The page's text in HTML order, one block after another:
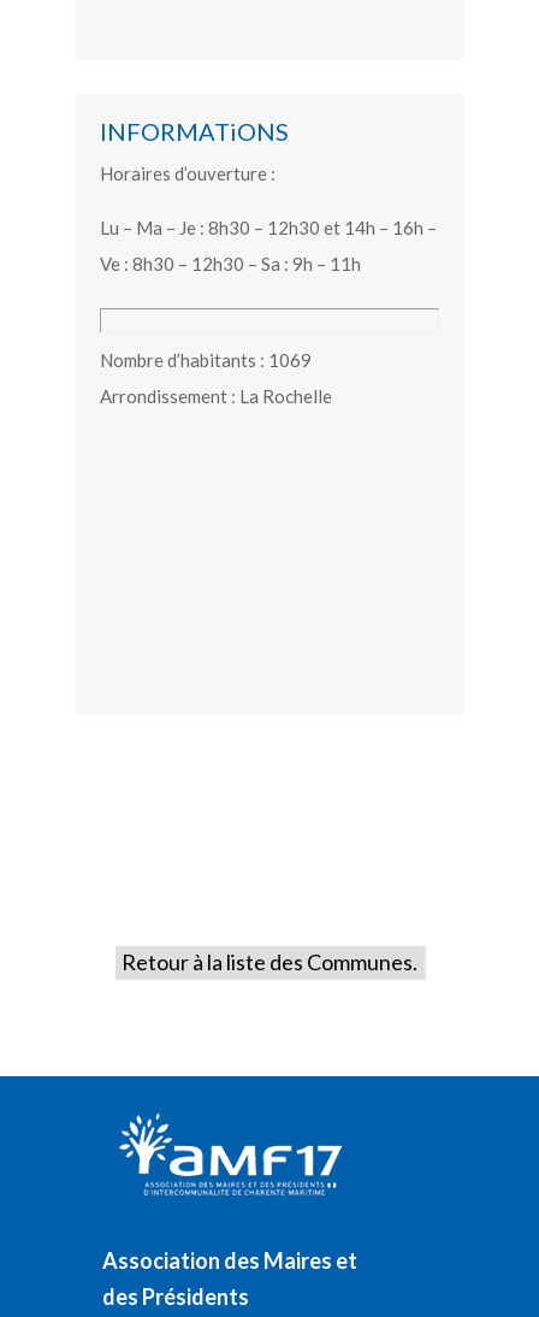
INFORMATiONS
Horaires d’ouverture :
Lu – Ma – Je : 8h30 – 12h30 et 14h – 16h –
Ve : 8h30 – 12h30 – Sa : 9h – 11h
Nombre d’habitants : 1069
Arrondissement : La Rochelle
Retour à la liste des Communes.
Association des Maires et
des Présidents